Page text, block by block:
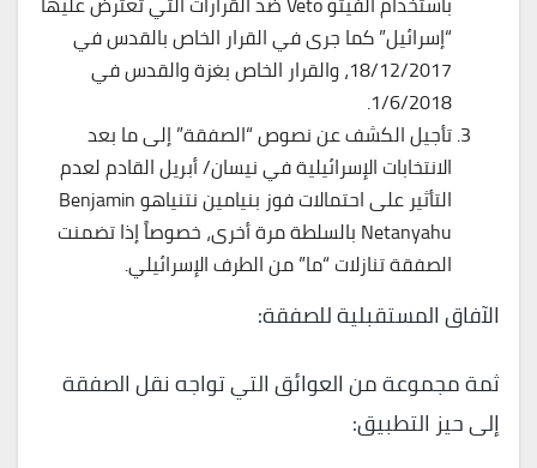
“إسرائيل” كما جرى في القرار الخاص بالقدس في
18/12/2017، والقرار الخاص بغزة والقدس في
1/6/2018.
تأجيل الكشف عن نصوص “الصفقة” إلى ما بعد
الانتخابات الإسرائيلية في نيسان/ أبريل القادم لعدم
التأثير على احتمالات فوز بنيامين نتنياهو Benjamin
Netanyahu بالسلطة مرة أخرى، خصوصاً إذا تضمنت
الصفقة تنازلات “ما” من الطرف الإسرائيلي.
الآفاق المستقبلية للصفقة:
ثمة مجموعة من العوائق التي تواجه نقل الصفقة
إلى حيز التطبيق: